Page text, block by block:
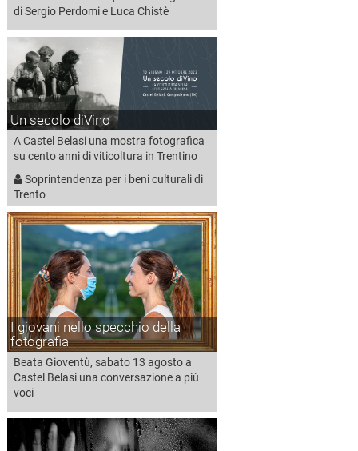
di Sergio Perdomi e Luca Chistè
Un secolo diVino
A Castel Belasi una mostra fotografica
su cento anni di viticoltura in Trentino
Soprintendenza per i beni culturali di
Trento
I giovani nello specchio della
fotografia
Beata Gioventù, sabato 13 agosto a
Castel Belasi una conversazione a più
voci